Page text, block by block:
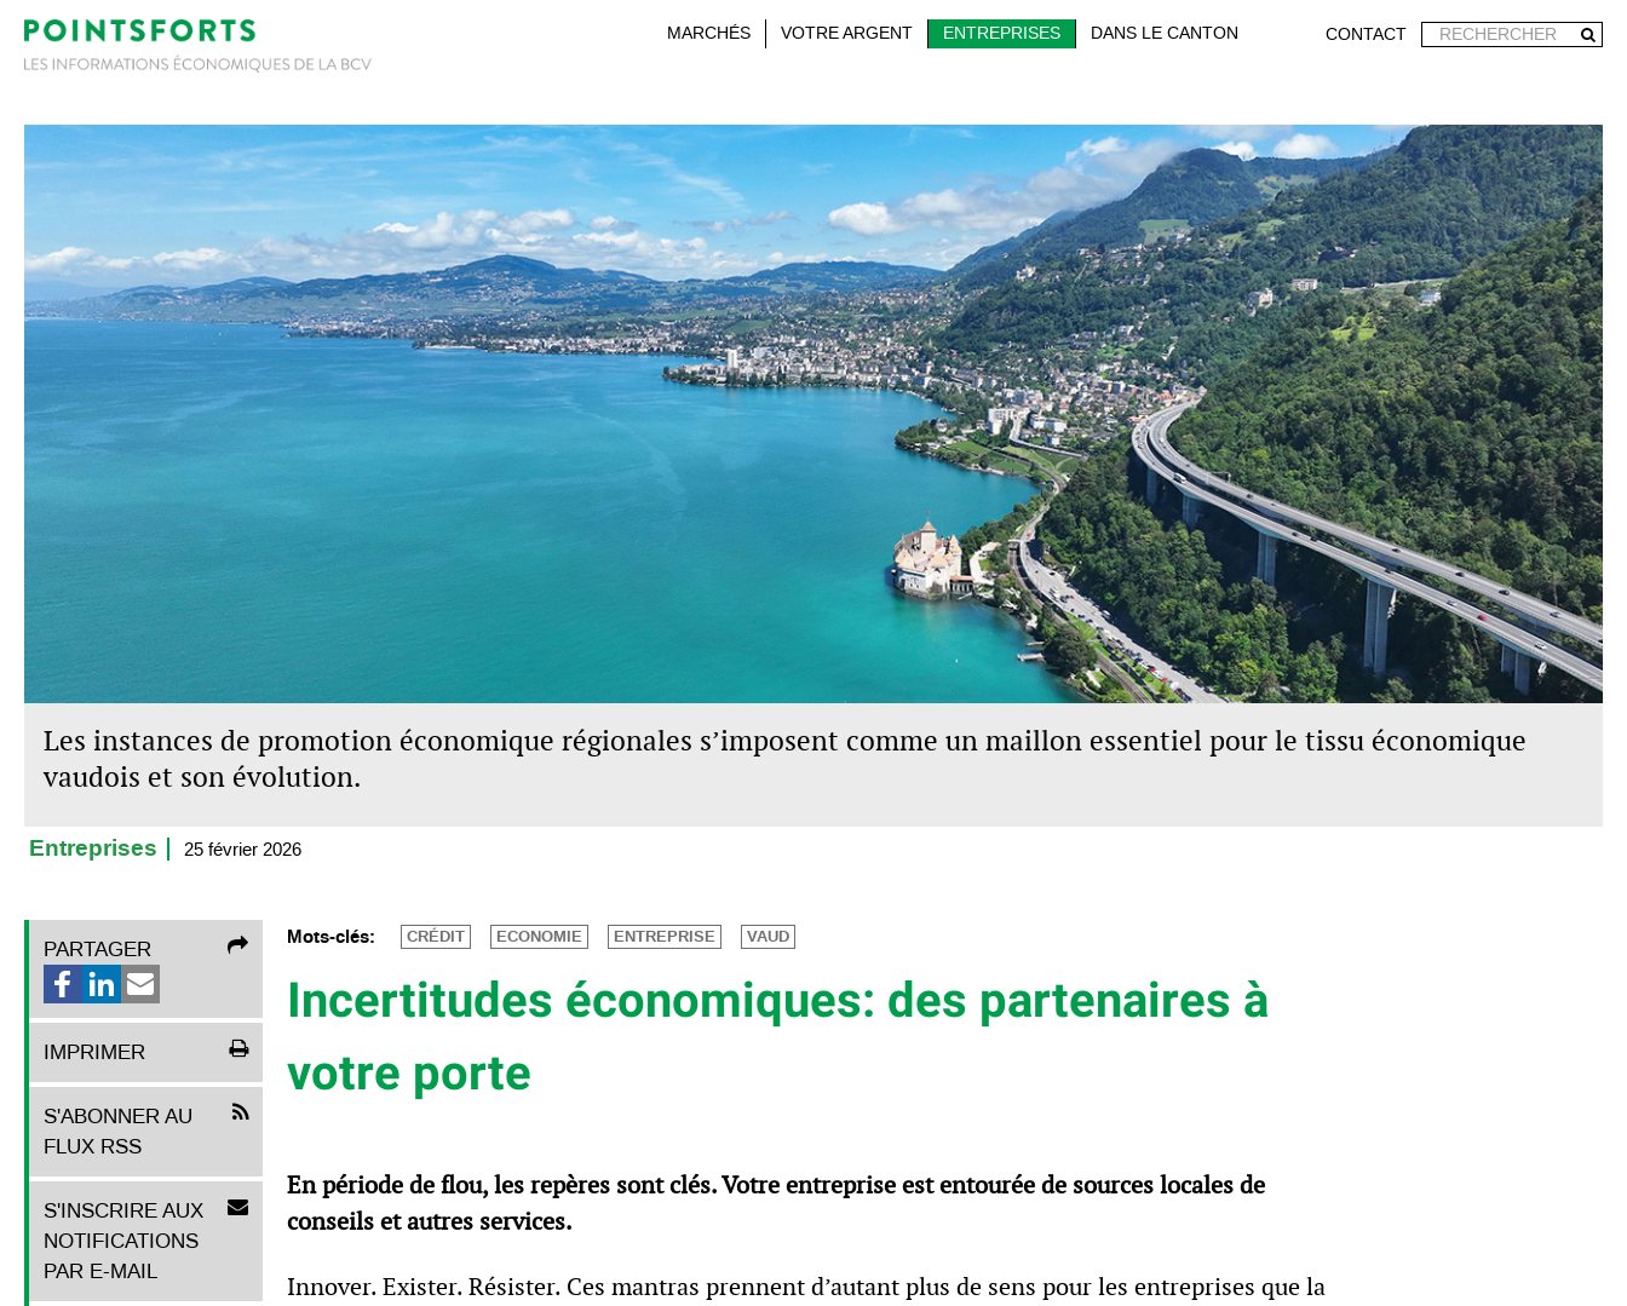
MARCHÉS VOTRE ARGENT ENTREPRISES DANS LE CANTON CONTACT
Les instances de promotion économique régionales s’imposent comme un maillon essentiel pour le tissu économique
vaudois et son évolution.
Entreprises 25 février 2026
PARTAGER
IMPRIMER
S'ABONNER AU
FLUX RSS
S'INSCRIRE AUX
NOTIFICATIONS
PAR E-MAIL
Mots-clés: CRÉDIT ECONOMIE ENTREPRISE VAUD
Incertitudes économiques: des partenaires à
votre porte
En période de flou, les repères sont clés. Votre entreprise est entourée de sources locales de
conseils et autres services.
Innover. Exister. Résister. Ces mantras prennent d’autant plus de sens pour les entreprises que la